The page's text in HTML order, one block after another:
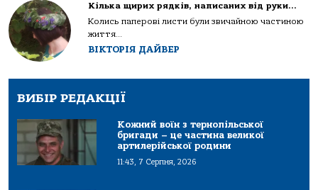
Кілька щирих рядків, написаних від руки…
Колись паперові листи були звичайною частиною
життя...
ВІКТОРІЯ ДАЙВЕР
ВИБІР РЕДАКЦІЇ
Кожний воїн з тернопільської
бригади – це частина великої
артилерійської родини
11:43, 7 Серпня, 2026